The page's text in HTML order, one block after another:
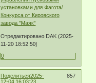
установками для Фагота/
Конкурса от Кировского
завода "Маяк"
Отредактировано DAK (2025-
11-20 18:52:50)
0
Поделиться 857
2025-
12-04 16:03:23